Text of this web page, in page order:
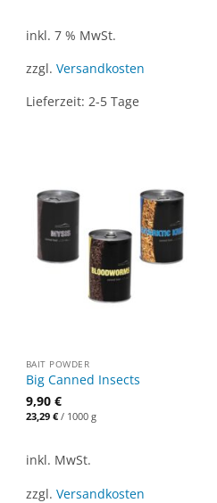
inkl. 7 % MwSt.
zzgl. Versandkosten
Lieferzeit: 2-5 Tage
BAIT POWDER
Big Canned Insects
9,90 €
23,29 €/ 1000 g
inkl. MwSt.
zzgl. Versandkosten